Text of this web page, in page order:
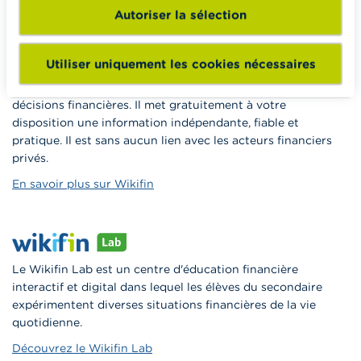
Autoriser la sélection
Utiliser uniquement les cookies nécessaires
Wikifin.be est un site internet qui veut vous aider dans vos
décisions financières. Il met gratuitement à votre
disposition une information indépendante, fiable et
pratique. Il est sans aucun lien avec les acteurs financiers
privés.
En savoir plus sur Wikifin
Le Wikifin Lab est un centre d'éducation financière
interactif et digital dans lequel les élèves du secondaire
expérimentent diverses situations financières de la vie
quotidienne.
Découvrez le Wikifin Lab